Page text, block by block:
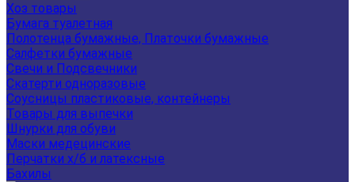
Хоз товары
Бумага туалетная
Полотенца бумажные, Платочки бумажные
Салфетки бумажные
Свечи и Подсвечники
Скатерти одноразовые
Соусницы пластиковые, контейнеры
Товары для выпечки
Шнурки для обуви
Маски медецинские
Перчатки х/б и латексные
Бахилы